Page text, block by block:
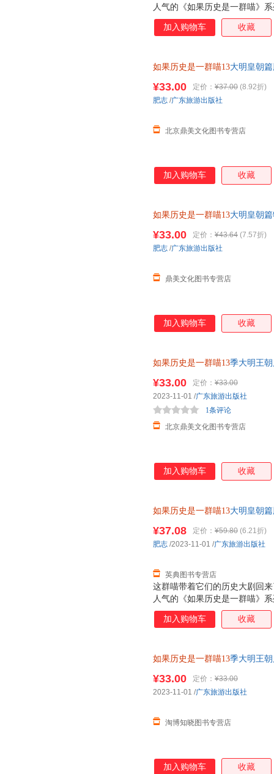
人气的《如果历史是一群喵》
烈烈的起义后，明朝该如何延
朝前半段的风云变幻！ 为什么
朝波澜壮阔的历史。 力求严谨
细致梳理，多角度呈现当中皇
相关的延伸阅读，让你不错过
加入购物车 收藏
如果历史是一群喵13大明皇朝
¥33.00 定价： ¥37.00 (8.92折)
北京鼎美文化图书专营店
肥志 /广东旅游出版社
加入购物车 收藏
如果历史是一群喵13大明皇朝
¥33.00 定价： ¥43.64 (7.57折)
鼎美文化图书专营店
肥志 /广东旅游出版社
加入购物车 收藏
如果历史是一群喵13季大明王
¥33.00 定价： ¥33.00
北京鼎美文化图书专营店
1条评论
2023-11-01 /广东旅游出版社
加入购物车 收藏
如果历史是一群喵13大明皇朝
这群喵带着它们的历史大剧回
人气的《如果历史是一群喵》
烈烈的起义后，明朝该如何延
朝前半段的风云变幻！ 为什么
朝波澜壮阔的历史。 力求严谨
细致梳理，多角度呈现当中皇
相关的延伸阅读，让你不错过
¥37.08 定价： ¥59.80 (6.21折)
英典图书专营店
肥志 /2023-11-01 /广东旅游出版社
加入购物车 收藏
如果历史是一群喵13季大明王
¥33.00 定价： ¥33.00
淘博知晓图书专营店
2023-11-01 /广东旅游出版社
加入购物车 收藏